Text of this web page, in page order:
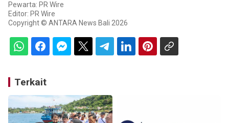
Pewarta: PR Wire
Editor: PR Wire
Copyright © ANTARA News Bali 2026
Terkait